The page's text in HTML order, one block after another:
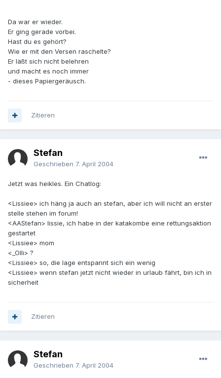
Da war er wieder.
Er ging gerade vorbei.
Hast du es gehört?
Wie er mit den Versen raschelte?
Er läßt sich nicht belehren
und macht es noch immer
- dieses Papiergeräusch.
Zitieren
Stefan
Geschrieben 7. April 2004
Jetzt was heikles. Ein Chatlog:
<Lissiee> ich häng ja auch an stefan, aber ich will nicht an erster
stelle stehen im forum!
<AAStefan> lissie, ich habe in der katakombe eine rettungsaktion
gestartet
<Lissiee> mom
<_Olli> ?
<Lissiee> so, die lage entspannt sich ein wenig
<Lissiee> wenn stefan jetzt nicht wieder in urlaub fährt, bin ich in
sicherheit
Zitieren
Stefan
Geschrieben 7. April 2004